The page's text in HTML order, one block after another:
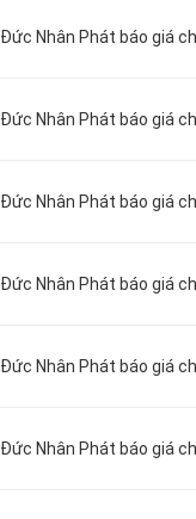
Đức Nhân Phát báo giá
Đức Nhân Phát báo giá
Đức Nhân Phát báo giá
Đức Nhân Phát báo giá
Đức Nhân Phát báo giá
Đức Nhân Phát báo giá